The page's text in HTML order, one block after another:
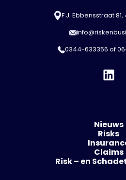
F.J. Ebbensstraat 81,
0344-633356 of
Nieuws
Risks
Claims
Risk – en